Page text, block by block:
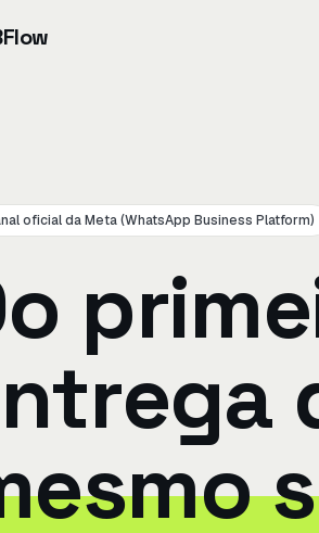
oficial da Meta (WhatsApp Business Platform)